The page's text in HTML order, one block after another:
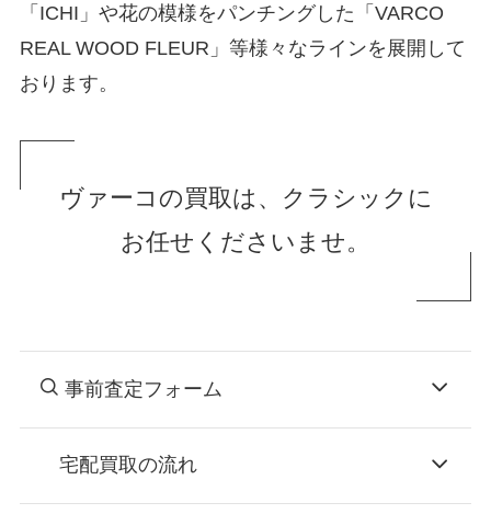
「ICHI」や花の模様をパンチングした「VARCO
REAL WOOD FLEUR」等様々なラインを展開して
おります。
ヴァーコの買取は、クラシックに
お任せくださいませ。
事前査定フォーム
宅配買取の流れ